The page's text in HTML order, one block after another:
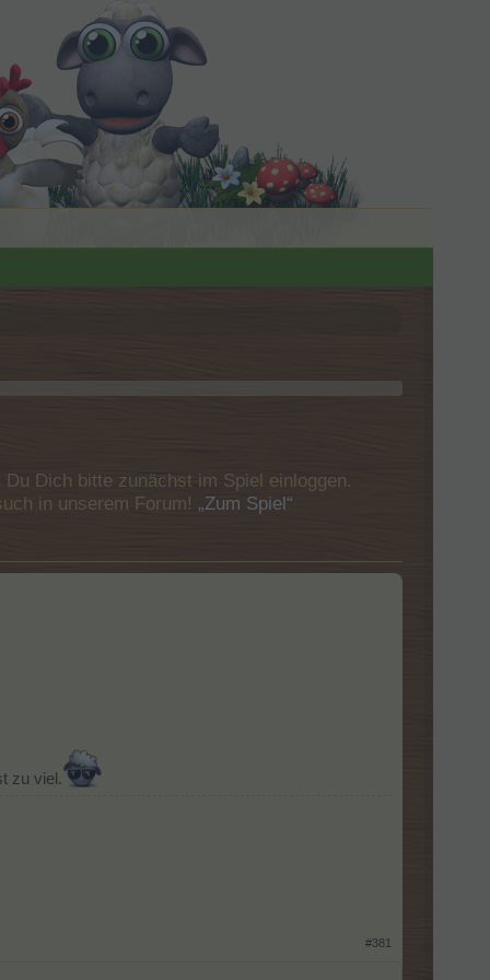
Dich bitte zunächst im Spiel einloggen.
in unserem Forum! „Zum Spiel“
zu viel.
#381